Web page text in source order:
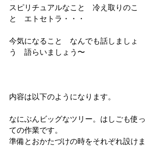
スピリチュアルなこと　冷え取りのこ
と　エトセトラ・・・
今気になること　なんでも話しましょ
う　語らいましょう〜
内容は以下のようになります。
なにぶんビッグなツリー。はしごも使っ
ての作業です。
準備とおかたづけの時をそれぞれ設けま